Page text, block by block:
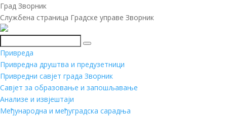
Град Зворник
Службена страница Градске управе Зворник
Претражи
Привреда
Привредна друштва и предузетници
Привредни савјет града Зворник
Савјет за образовање и запошљавање
Анализе и извјештаји
Међународна и међуградска сарадња